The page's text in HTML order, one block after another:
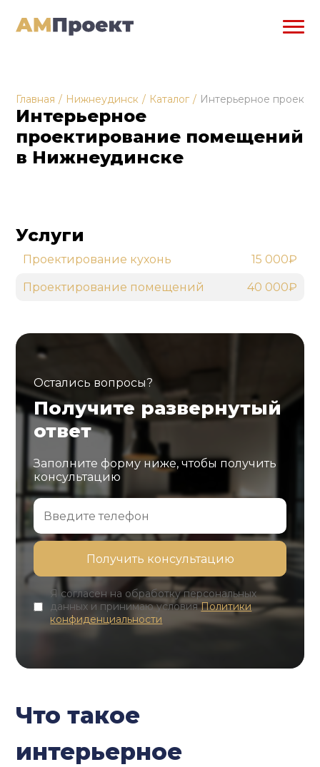
Главная / Нижнеудинск / Каталог / Интерьерное
Интерьерное
проектирование помещений
в Нижнеудинске
Услуги
Проектирование кухонь 15 000₽
Проектирование помещений 40 000₽
Остались вопросы?
Получите развернутый
ответ
Заполните форму ниже, чтобы получить
консультацию
Я согласен на обработку персональных
данных и принимаю условияПолитики
конфиденциальности
Что такое
интерьерное